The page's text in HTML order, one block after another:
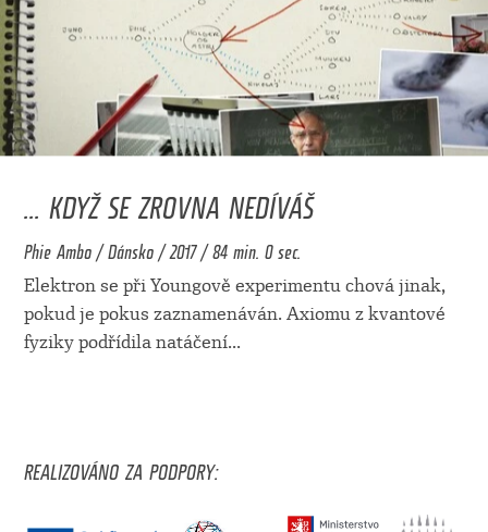
... KDYŽ SE ZROVNA NEDÍVÁŠ
Phie Ambo / Dánsko / 2017 / 84 min. 0 sec.
Elektron se při Youngově experimentu chová jinak,
pokud je pokus zaznamenáván. Axiomu z kvantové
fyziky podřídila natáčení...
REALIZOVÁNO ZA PODPORY: